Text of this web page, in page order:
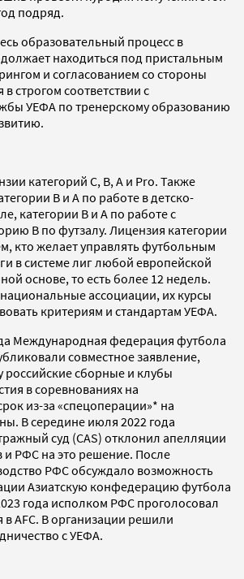
подряд.
образовательный процесс в
находиться под пристальным
и согласованием со стороны
строгом соответствии с
УЕФА по тренерскому образованию
категорий C, B, A и Pro. Также
B и A по работе в детско-
категории B и A по работе с
B по футзалу. Лицензия категории
кто желает управлять футбольным
в системе лиг любой европейской
основе, то есть более 12 недель.
ассоциации, их курсы
критериям и стандартам УЕФА.
Международная федерация футбола
совместное заявление,
российские сборные и клубы
в соревнованиях на
из-за «спецоперации»* на
В середине июля 2022 года
суд (CAS) отклонил апелляции
и РФС на это решение. После
РФС обсуждало возможность
Азиатскую конфедерацию футбола
года исполком РФС проголосовал
в AFC. В организации решили
с УЕФА.